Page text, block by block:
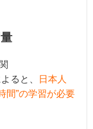
ると、
日本人
間”の学習が必要